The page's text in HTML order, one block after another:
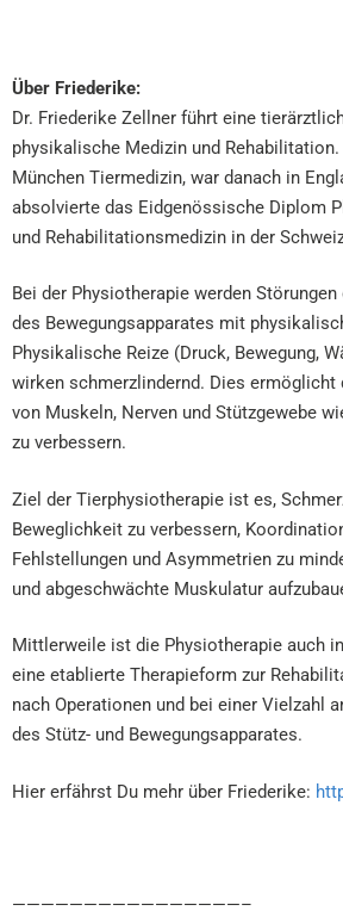
Über Friederike:
Dr. Friederike Zellner führt eine
physikalische Medizin und
München Tiermedizin, war danach in
absolvierte das Eidgenössische Diplom
und Rehabilitationsmedizin in der
Bei der Physiotherapie werden
des Bewegungsapparates mit
Physikalische Reize (Druck, Bewegung,
wirken schmerzlindernd. Dies ermöglicht
von Muskeln, Nerven und Stützgewebe
zu verbessern.
Ziel der Tierphysiotherapie ist es,
Beweglichkeit zu verbessern,
Fehlstellungen und Asymmetrien zu
und abgeschwächte Muskulatur
Mittlerweile ist die Physiotherapie auch
eine etablierte Therapieform zur
nach Operationen und bei einer Vielzahl
des Stütz- und Bewegungsapparates.
Hier erfährst Du mehr über Friederike:
————————————————–